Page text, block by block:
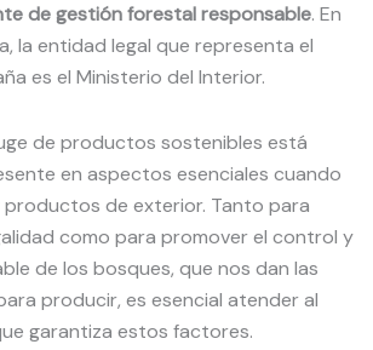
de gestión forestal responsable. En
la entidad legal que representa el
es el Ministerio del Interior.
de productos sostenibles está
en aspectos esenciales cuando
de exterior. Tanto para
como para promover el control y
de los bosques, que nos dan las
producir, es esencial atender al
garantiza estos factores.